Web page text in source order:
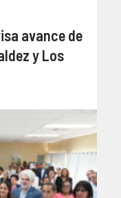
avance de
y Los